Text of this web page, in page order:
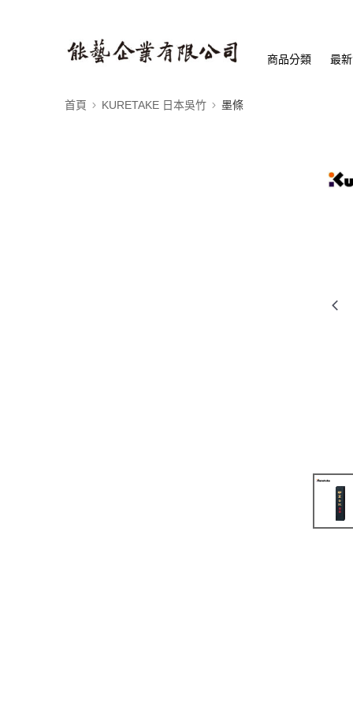
商品分類 最
首頁 KURETAKE 日本吳竹 墨條